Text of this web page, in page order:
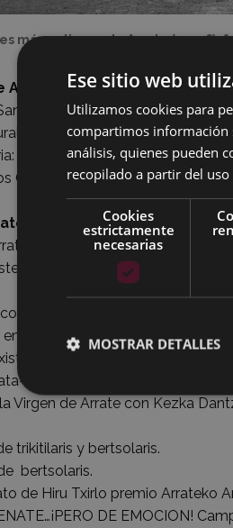
más antiguas de Arrate
Arrate
de Arrate y Salve. A
Sebastian Lizaso, Andoni
Chikos del Maiz, Grises y Egurra
desde Azitain, por el camino
organizado por la Comisión
la Banda de Txistularis Usartza.
en el Santuario de Arrate y
Usartza,los trikitilaris
dantza de la Virgen de Arrate.
Virgen de Arrate con Kezka
trikitilaris y bertsolaris.
bertsolaris.
de Hiru Txirlo premio Arrateko
DE EMOCION!
Ese sitio web
Utilizamos cookies para
compartimos información
análisis, quienes pueden
recopilado a partir del uso
Cookies
estrictamente
necesarias
MOSTRAR DETALLES